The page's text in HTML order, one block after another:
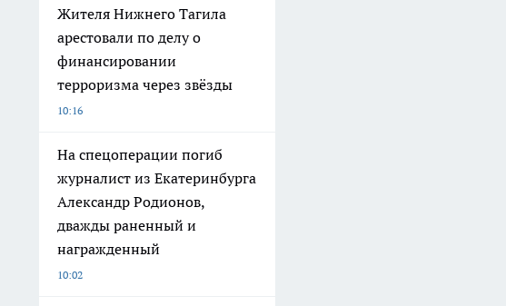
Жителя Нижнего Тагила
арестовали по делу о
финансировании
терроризма через звёзды
10:16
На спецоперации погиб
журналист из Екатеринбурга
Александр Родионов,
дважды раненный и
награжденный
10:02